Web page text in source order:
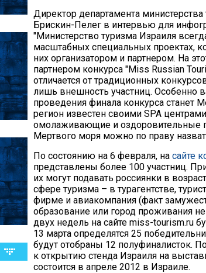
Директор департамента
Брискин-Пелег в интервью для
"Министерство туризма Израиля
масштабных специальных проектах,
них организатором и партнером. На
партнером конкурса "Miss Russian
отличается от традиционных
лишь внешность участниц. Особенно
проведения финала конкурса станет
регион известен своими SPA
омолаживающие и оздоровительные
Мертвого моря можно по праву
По состоянию на 6 февраля, на сайте
представлены более 100 участниц.
их могут подавать россиянки в
сфере туризма – в турагентстве,
фирме и авиакомпания (факт
образование или город проживания
двух недель на сайте miss-tourism.ru
13 марта определятся 25
будут отобраны 12 полуфиналисток.
к открытию стенда Израиля на
состоится в апреле 2012 в Израиле.